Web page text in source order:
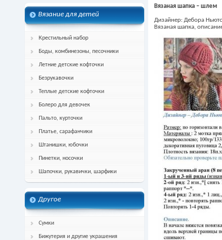
Вязание для детей
Крестильный набор
Боды, комбинезоны, песочники
Летние детские кофточки
Безрукавочки
Теплые детские кофточки
Болеро для девочек
Пальто, курточки
Платье, сарафанчики
Штанишки, юбочки
Пинетки, носочки
Шапочки, рукавички, шарфики
Другое
Сумки
Бижутерия и другие украшения
Вязаная шапка – шлем
Дизайнер: Дебора
Вязаная шапка,